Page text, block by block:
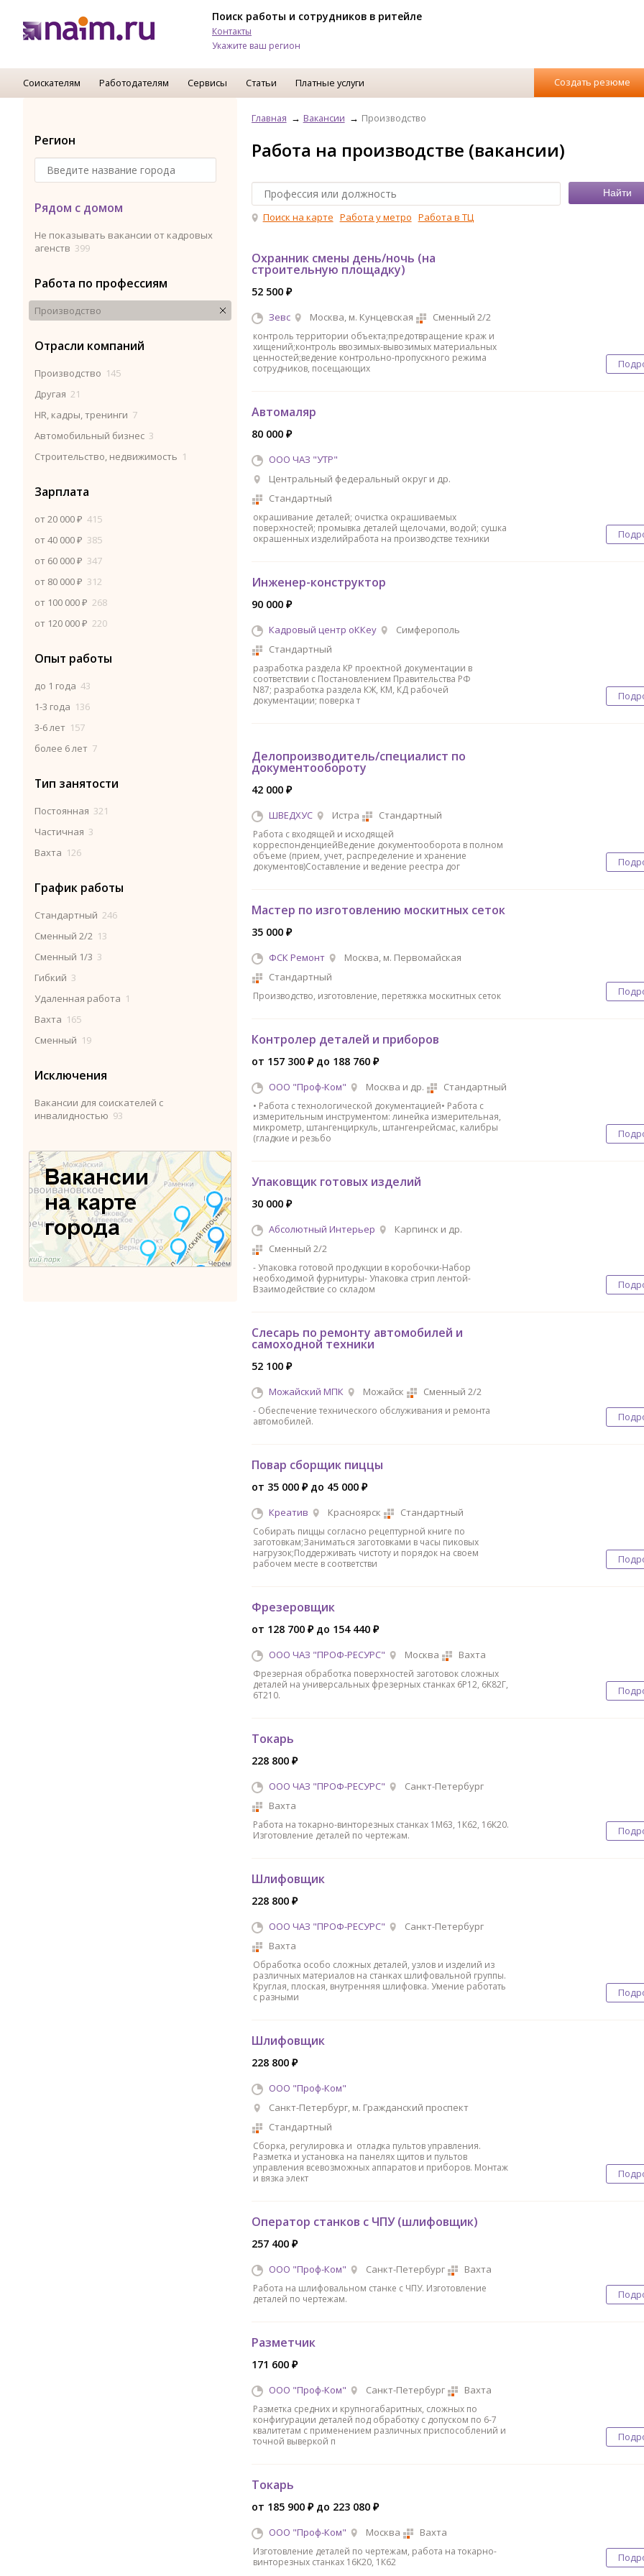
Поиск работы и сотрудников в ритейле
Контакты
Укажите ваш регион
Соискателям Работодателям Сервисы Статьи Платные услуги Создать резюме
Регион
Рядом с домом
Не показывать вакансии от кадровых
агенств 399
Работа по профессиям
Производство
Отрасли компаний
Производство 145
Другая 21
HR, кадры, тренинги 7
Автомобильный бизнес 3
Строительство, недвижимость 1
Зарплата
от 20 000 ₽ 415
от 40 000 ₽ 385
от 60 000 ₽ 347
от 80 000 ₽ 312
от 100 000 ₽ 268
от 120 000 ₽ 220
Опыт работы
до 1 года 43
1-3 года 136
3-6 лет 157
более 6 лет 7
Тип занятости
Постоянная 321
Частичная 3
Вахта 126
График работы
Стандартный 246
Сменный 2/2 13
Сменный 1/3 3
Гибкий 3
Удаленная работа 1
Вахта 165
Сменный 19
Исключения
Вакансии для соискателей с
инвалидностью 93
Главная Вакансии Производство
Работа на производстве (вакансии)
Поиск на карте Работа у метро Работа в ТЦ
Охранник смены день/ночь (на
строительную площадку)
52 500 ₽
Зевс Москва, м. Кунцевская Сменный 2/2
контроль территории объекта;предотвращение краж и
хищений;контроль ввозимых-вывозимых материальных
ценностей;ведение контрольно-пропускного режима
сотрудников, посещающих
Автомаляр
80 000 ₽
ООО ЧАЗ "УТР"
Центральный федеральный округ и др.
Стандартный
окрашивание деталей; очистка окрашиваемых
поверхностей; промывка деталей щелочами, водой; сушка
окрашенных изделийработа на производстве техники
Инженер-конструктор
90 000 ₽
Кадровый центр оККеу
Симферополь
Стандартный
разработка раздела КР проектной документации в
соответствии с Постановлением Правительства РФ
N87; разработка раздела КЖ, КМ, КД рабочей
документации; поверка т
Делопроизводитель/специалист по
документообороту
42 000 ₽
ШВЕДХУС Истра Стандартный
Работа с входящей и исходящей
корреспонденциейВедение документооборота в полном
объеме (прием, учет, распределение и хранение
документов)Составление и ведение реестра дог
Мастер по изготовлению москитных сеток
35 000 ₽
ФСК Ремонт
Москва, м. Первомайская
Стандартный
Производство, изготовление, перетяжка москитных сеток
Контролер деталей и приборов
от 157 300 ₽ до 188 760 ₽
ООО "Проф-Ком" Москва и др. Стандартный
• Работа с технологической документацией• Работа с
измерительным инструментом: линейка измерительная,
микрометр, штангенциркуль, штангенрейсмас, калибры
(гладкие и резьбо
Упаковщик готовых изделий
30 000 ₽
Абсолютный Интерьер
Карпинск и др.
Сменный 2/2
- Упаковка готовой продукции в коробочки-Набор
необходимой фурнитуры- Упаковка стрип лентой-
Взаимодействие со складом
Слесарь по ремонту автомобилей и
самоходной техники
52 100 ₽
Можайский МПК Можайск Сменный 2/2
- Обеспечение технического обслуживания и ремонта
автомобилей.
Повар сборщик пиццы
от 35 000 ₽ до 45 000 ₽
Креатив Красноярск Стандартный
Собирать пиццы согласно рецептурной книге по
заготовкам;Заниматься заготовками в часы пиковых
нагрузок;Поддерживать чистоту и порядок на своем
рабочем месте в соответстви
Фрезеровщик
от 128 700 ₽ до 154 440 ₽
ООО ЧАЗ "ПРОФ-РЕСУРС" Москва Вахта
Фрезерная обработка поверхностей заготовок сложных
деталей на универсальных фрезерных станках 6Р12, 6К82Г,
6Т210.
Токарь
228 800 ₽
ООО ЧАЗ "ПРОФ-РЕСУРС"
Санкт-Петербург
Вахта
Работа на токарно-винторезных станках 1М63, 1К62, 16К20.
Изготовление деталей по чертежам.
Шлифовщик
228 800 ₽
ООО ЧАЗ "ПРОФ-РЕСУРС"
Санкт-Петербург
Вахта
Обработка особо сложных деталей, узлов и изделий из
различных материалов на станках шлифовальной группы.
Круглая, плоская, внутренняя шлифовка. Умение работать
с разными
Шлифовщик
228 800 ₽
ООО "Проф-Ком"
Санкт-Петербург, м. Гражданский проспект
Стандартный
Сборка, регулировка и отладка пультов управления.
Разметка и установка на панелях щитов и пультов
управления всевозможных аппаратов и приборов. Монтаж
и вязка элект
Оператор станков с ЧПУ (шлифовщик)
257 400 ₽
ООО "Проф-Ком" Санкт-Петербург Вахта
Работа на шлифовальном станке с ЧПУ. Изготовление
деталей по чертежам.
Разметчик
171 600 ₽
ООО "Проф-Ком" Санкт-Петербург Вахта
Разметка средних и крупногабаритных, сложных по
конфигурации деталей под обработку с допуском по 6-7
квалитетам с применением различных приспособлений и
точной выверкой п
Токарь
от 185 900 ₽ до 223 080 ₽
ООО "Проф-Ком" Москва Вахта
Изготовление деталей по чертежам, работа на токарно-
винторезных станках 16К20, 1К62